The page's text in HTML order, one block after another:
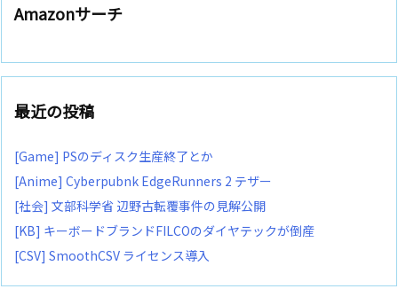
Amazonサーチ
最近の投稿
[Game] PSのディスク生産終了とか
[Anime] Cyberpubnk EdgeRunners 2 テザー
[社会] 文部科学省 辺野古転覆事件の見解公開
[KB] キーボードブランドFILCOのダイヤテックが倒産
[CSV] SmoothCSV ライセンス導入